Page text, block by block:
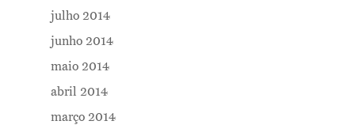
julho 2014
junho 2014
maio 2014
abril 2014
março 2014